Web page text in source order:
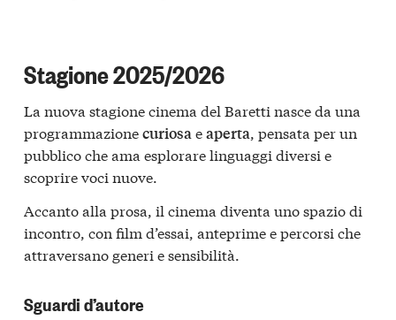
Stagione 2025/2026
La nuova stagione cinema del Baretti nasce da una
programmazionecuriosaeaperta, pensata per un
pubblico che ama esplorare linguaggi diversi e
scoprire voci nuove.
Accanto alla prosa, il cinema diventa uno spazio di
incontro, con film d’essai, anteprime e percorsi che
attraversano generi e sensibilità.
Sguardi d’autore